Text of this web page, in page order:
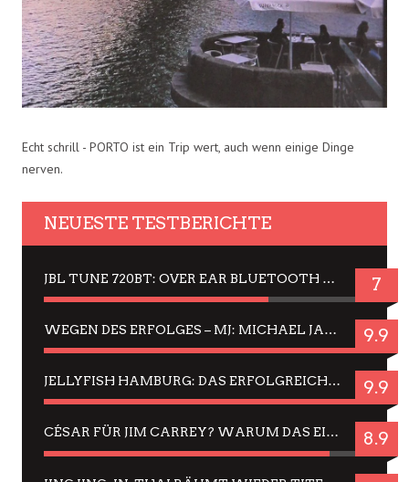
Echt schrill - PORTO ist ein Trip wert, auch wenn einige Dinge
nerven.
NEUESTE TESTBERICHTE
JBL TUNE 720BT: OVER EAR BLUETOOTH KOPFHÖRER UM DIE 50,-€ IM DAUER-TEST 7
WEGEN DES ERFOLGES – MJ: MICHAEL JACKSON MUSICAL IN EINER MATINEE SEHEN 9.9
JELLYFISH HAMBURG: DAS ERFOLGREICHE SOMMER-MENÜ 2025 IN GEFÜHLEN UND BILDERN 9.9
CÉSAR FÜR JIM CARREY? WARUM DAS EINER DER NERVIGSTEN ACTORS IST UND BLEIBT 8.9